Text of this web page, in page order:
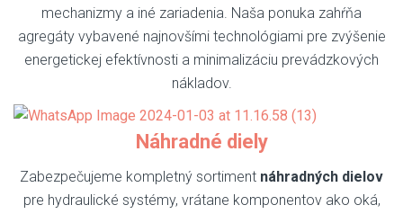
mechanizmy a iné zariadenia. Naša ponuka zahŕňa
agregáty vybavené najnovšími technológiami pre zvýšenie
energetickej efektívnosti a minimalizáciu prevádzkových
nákladov.
Náhradné diely
Zabezpečujeme kompletný sortiment náhradných dielov
pre hydraulické systémy, vrátane komponentov ako oká,